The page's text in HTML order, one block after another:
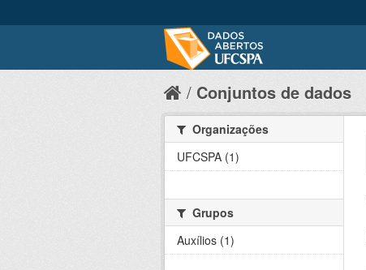
Conjuntos de dados
Organizações
UFCSPA (1)
Grupos
Auxílios (1)